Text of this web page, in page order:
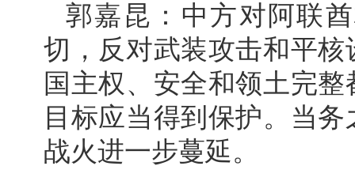
郭嘉昆：中方对阿联
切，反对武装攻击和平
国主权、安全和领土完
目标应当得到保护。当
战火进一步蔓延。